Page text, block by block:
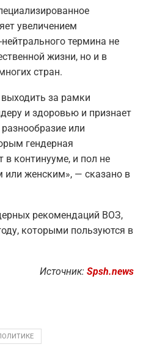
увеличением
термина не
жизни, но и в
стран.
за рамки
и здоровью и признает
или
гендерная
в континууме, и пол не
или женским», — сказано в
рекомендаций ВОЗ,
которыми пользуются в
Источник: Spsh.news